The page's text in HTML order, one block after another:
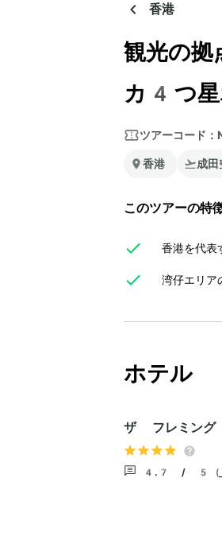
香港
観光の拠
カ4つ星
ツアーコード：
香港 成田
このツアーの特
香港を代
湾仔エリア
ホテル
ザ フレミン
4.7 / 5 (